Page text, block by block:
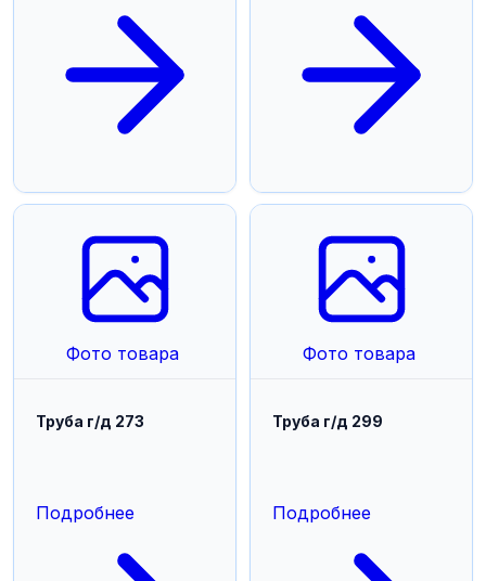
Фото товара
Труба г/д 273
Подробнее
Фото товара
Труба г/д 299
Подробнее